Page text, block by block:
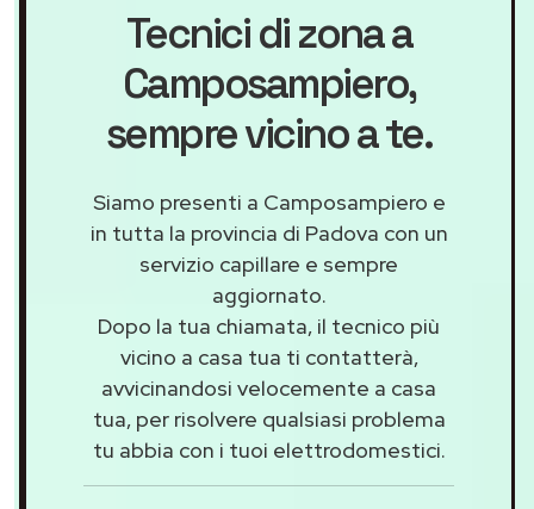
Tecnici di zona a
Camposampiero,
sempre vicino a te.
Siamo presenti a Camposampiero e
in tutta la provincia di Padova con un
servizio capillare e sempre
aggiornato.
Dopo la tua chiamata, il tecnico più
vicino a casa tua ti contatterà,
avvicinandosi velocemente a casa
tua, per risolvere qualsiasi problema
tu abbia con i tuoi elettrodomestici.